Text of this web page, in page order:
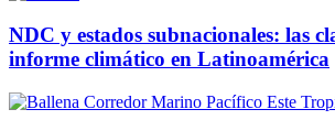
NDC y estados subnacionales: las
informe climático en Latinoamérica